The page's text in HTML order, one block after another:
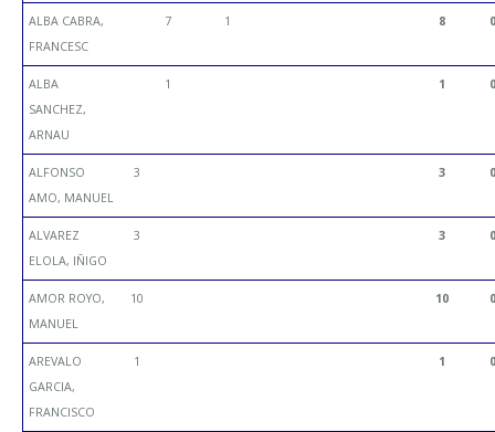
ALBA CABRA,
FRANCESC
7 1 8 0
ALBA
SANCHEZ,
ARNAU
1 1 0
ALFONSO
AMO, MANUEL
3 3 0
ALVAREZ
ELOLA, IÑIGO
3 3 0
AMOR ROYO,
MANUEL
10 10 0
AREVALO
GARCIA,
FRANCISCO
1 1 0